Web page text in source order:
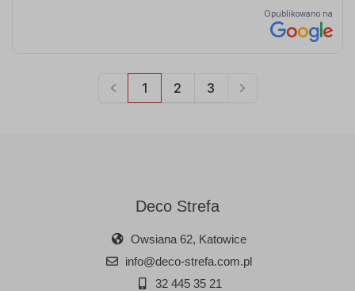
Deco Strefa
Owsiana 62, Katowice
info@deco-strefa.com.pl
32 445 35 21